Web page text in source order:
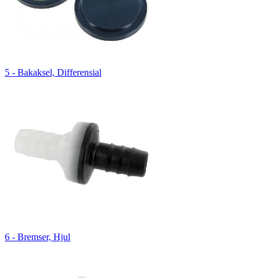
5 - Bakaksel, Differensial
6 - Bremser, Hjul